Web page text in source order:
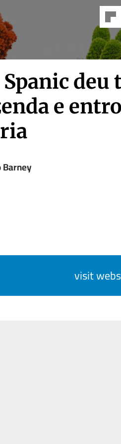
deu
e
Barney
visit